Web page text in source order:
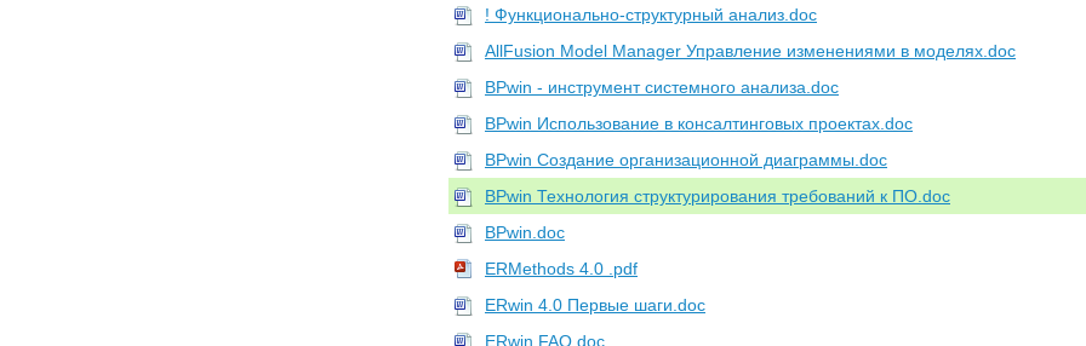
! Функционально-структурный анализ.doc
AllFusion Model Manager Управление изменениями в моделях.doc
BPwin - инструмент системного анализа.doc
BPwin Использование в консалтинговых проектах.doc
BPwin Создание организационной диаграммы.doc
BPwin Технология структурирования требований к ПО.doc
BPwin.doc
ERMethods 4.0 .pdf
ERwin 4.0 Первые шаги.doc
ERwin FAQ.doc